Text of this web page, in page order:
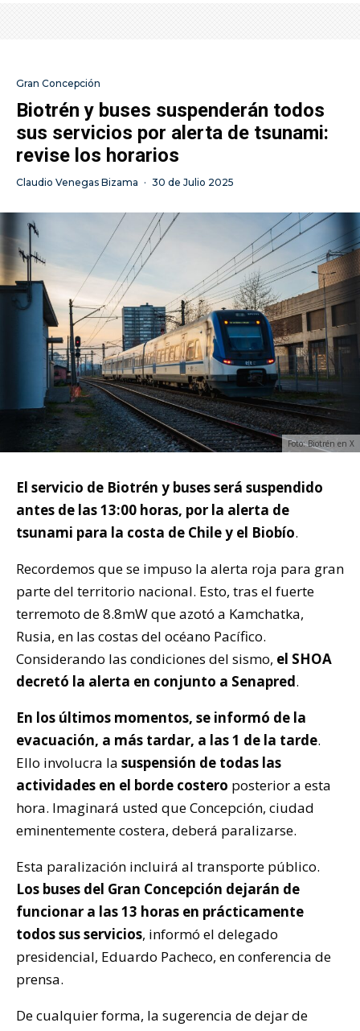
Gran Concepción
Biotrén y buses suspenderán todos
sus servicios por alerta de tsunami:
revise los horarios
Claudio Venegas Bizama · 30 de Julio 2025
Foto: Biotrén en X
El servicio de Biotrén y buses será suspendido
antes de las 13:00 horas, por la alerta de
tsunami para la costa de Chile y el Biobío.
Recordemos que se impuso la alerta roja para gran
parte del territorio nacional. Esto, tras el fuerte
terremoto de 8.8mW que azotó a Kamchatka,
Rusia, en las costas del océano Pacífico.
Considerando las condiciones del sismo, el SHOA
decretó la alerta en conjunto a Senapred.
En los últimos momentos, se informó de la
evacuación, a más tardar, a las 1 de la tarde.
Ello involucra la suspensión de todas las
actividades en el borde costero posterior a esta
hora. Imaginará usted que Concepción, ciudad
eminentemente costera, deberá paralizarse.
Esta paralización incluirá al transporte público.
Los buses del Gran Concepción dejarán de
funcionar a las 13 horas en prácticamente
todos sus servicios, informó el delegado
presidencial, Eduardo Pacheco, en conferencia de
prensa.
De cualquier forma, la sugerencia de dejar de